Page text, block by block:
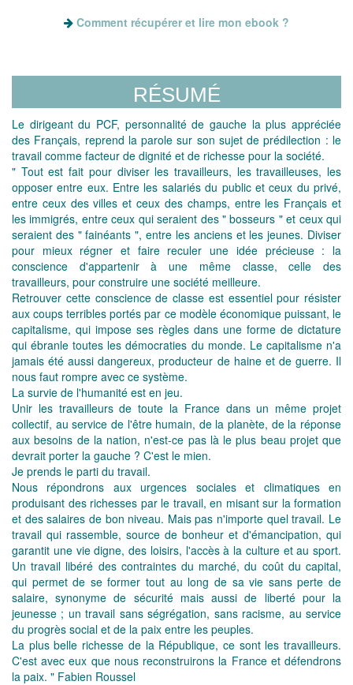
Comment récupérer et lire mon ebook ?
RÉSUMÉ
Le dirigeant du PCF, personnalité de gauche la plus appréciée
des Français, reprend la parole sur son sujet de prédilection : le
travail comme facteur de dignité et de richesse pour la société.
" Tout est fait pour diviser les travailleurs, les travailleuses, les
opposer entre eux. Entre les salariés du public et ceux du privé,
entre ceux des villes et ceux des champs, entre les Français et
les immigrés, entre ceux qui seraient des " bosseurs " et ceux qui
seraient des " fainéants ", entre les anciens et les jeunes. Diviser
pour mieux régner et faire reculer une idée précieuse : la
conscience d'appartenir à une même classe, celle des
travailleurs, pour construire une société meilleure.
Retrouver cette conscience de classe est essentiel pour résister
aux coups terribles portés par ce modèle économique puissant, le
capitalisme, qui impose ses règles dans une forme de dictature
qui ébranle toutes les démocraties du monde. Le capitalisme n'a
jamais été aussi dangereux, producteur de haine et de guerre. Il
nous faut rompre avec ce système.
La survie de l'humanité est en jeu.
Unir les travailleurs de toute la France dans un même projet
collectif, au service de l'être humain, de la planète, de la réponse
aux besoins de la nation, n'est-ce pas là le plus beau projet que
devrait porter la gauche ? C'est le mien.
Je prends le parti du travail.
Nous répondrons aux urgences sociales et climatiques en
produisant des richesses par le travail, en misant sur la formation
et des salaires de bon niveau. Mais pas n'importe quel travail. Le
travail qui rassemble, source de bonheur et d'émancipation, qui
garantit une vie digne, des loisirs, l'accès à la culture et au sport.
Un travail libéré des contraintes du marché, du coût du capital,
qui permet de se former tout au long de sa vie sans perte de
salaire, synonyme de sécurité mais aussi de liberté pour la
jeunesse ; un travail sans ségrégation, sans racisme, au service
du progrès social et de la paix entre les peuples.
La plus belle richesse de la République, ce sont les travailleurs.
C'est avec eux que nous reconstruirons la France et défendrons
la paix. " Fabien Roussel